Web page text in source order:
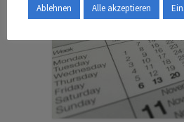
Ablehnen Alle akzeptieren